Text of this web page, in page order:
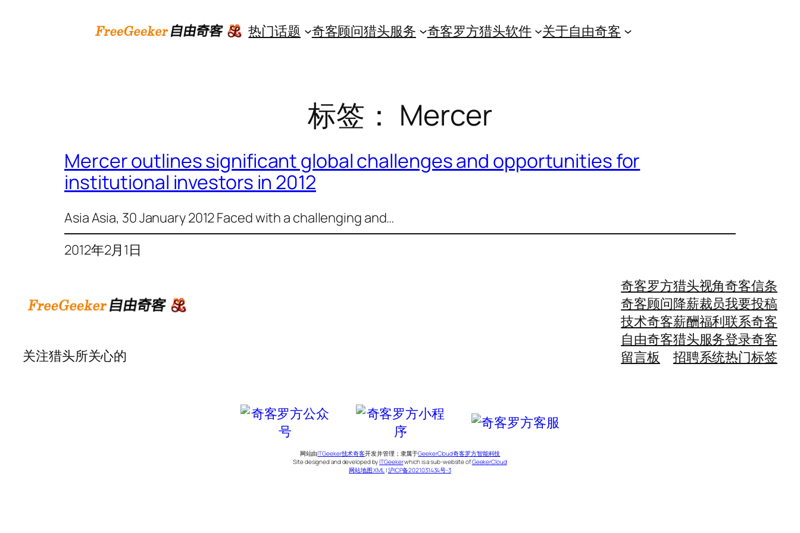
热门话题 奇客顾问猎头服务 奇客罗方猎头软件 关于自由奇客
标签： Mercer
Mercer outlines significant global challenges and opportunities for
institutional investors in 2012
Asia Asia, 30 January 2012 Faced with a challenging and…
2012年2月1日
关注猎头所关心的
奇客罗方
奇客顾问
技术奇客
自由奇客
留言板
猎头视角
降薪裁员
薪酬福利
猎头服务
招聘系统
奇客信条
我要投稿
联系奇客
登录奇客
热门标签
网站由ITGeeker技术奇客开发并管理；隶属于GeekerCloud奇客罗方智能科技
Site designed and developed byITGeekerwhich is a sub-website ofGeekerCloud
网站地图 XML |沪ICP备2021031434号-3